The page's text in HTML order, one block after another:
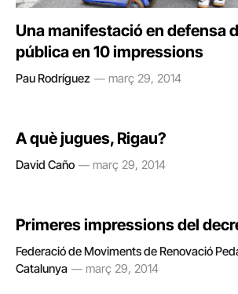
Una manifestació en defensa
pública en 10 impressions
Pau Rodríguez març 29, 2014
A què jugues, Rigau?
David Caño març 29, 2014
Primeres impressions del
Federació de Moviments de Renovació
Catalunya
març 29, 2014